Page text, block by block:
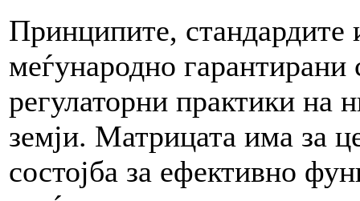
Принципите, стандардите
меѓународно гарантирани
регулаторни практики на
земји. Матрицата има за
состојба за ефективно